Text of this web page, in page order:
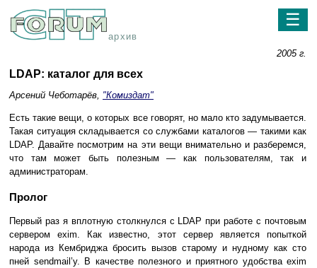
архив
☰
2005 г.
LDAP: каталог для всех
Арсений Чеботарёв, "Комиздат"
Есть такие вещи, о которых все говорят, но мало кто задумывается.
Такая ситуация складывается со службами каталогов — такими как
LDAP. Давайте посмотрим на эти вещи внимательно и разберемся,
что там может быть полезным — как пользователям, так и
администраторам.
Пролог
Первый раз я вплотную столкнулся с LDAP при работе с почтовым
сервером exim. Как известно, этот сервер является попыткой
народа из Кембриджа бросить вызов старому и нудному как сто
пней sendmail’у. В качестве полезного и приятного удобства exim